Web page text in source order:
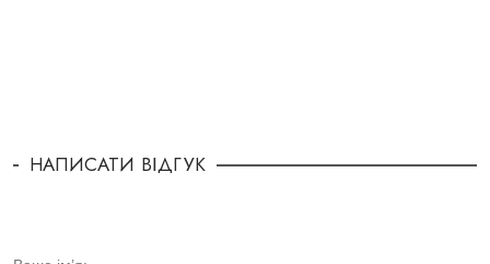
НАПИСАТИ ВІДГУК